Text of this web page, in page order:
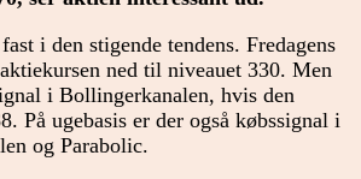
i den stigende tendens. Fredagens
ned til niveauet 330. Men
i Bollingerkanalen, hvis den
På ugebasis er der også købssignal i
og Parabolic.